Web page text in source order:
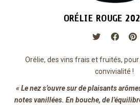
ORÉLIE ROUGE
Orélie, des vins frais et fruités,
convivialité !
« Le nez s’ouvre sur de plaisants
notes vanillées. En bouche, de